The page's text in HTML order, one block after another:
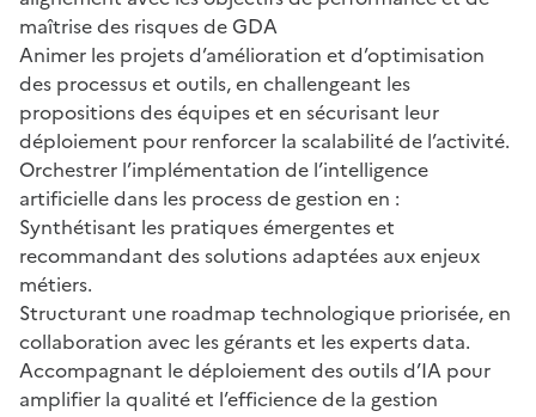
maîtrise des risques de GDA
Animer les projets d’amélioration et d’optimisation
des processus et outils, en challengeant les
propositions des équipes et en sécurisant leur
déploiement pour renforcer la scalabilité de l’activité.
Orchestrer l’implémentation de l’intelligence
artificielle dans les process de gestion en :
Synthétisant les pratiques émergentes et
recommandant des solutions adaptées aux enjeux
métiers.
Structurant une roadmap technologique priorisée, en
collaboration avec les gérants et les experts data.
Accompagnant le déploiement des outils d’IA pour
amplifier la qualité et l’efficience de la gestion